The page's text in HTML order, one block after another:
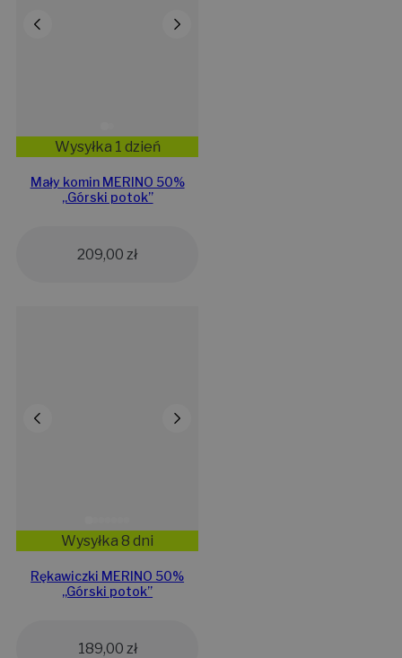
Wysyłka 1 dzień
Mały komin MERINO 50%
„Górski potok”
209,00 zł
Wysyłka 8 dni
Rękawiczki MERINO 50%
,,Górski potok”
189,00 zł